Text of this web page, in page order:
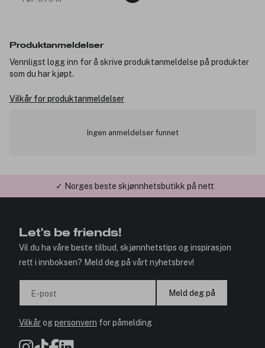
Produktanmeldelser
Vennligst logg inn for å skrive produktanmeldelse på produkter
som du har kjøpt.
Vilkår for produktanmeldelser
Ingen anmeldelser funnet
✓ Årets Nettbutikk 2026 og 2025
Let's be friends!
Vil du ha våre beste tilbud, skjønnhetstips og inspirasjon
rett i innboksen? Meld deg på vårt nyhetsbrev!
E-post Meld deg på
Vilkårogpersonvern for påmelding